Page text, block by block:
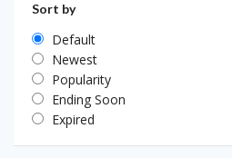
Sort by
Default
Newest
Popularity
Ending Soon
Expired